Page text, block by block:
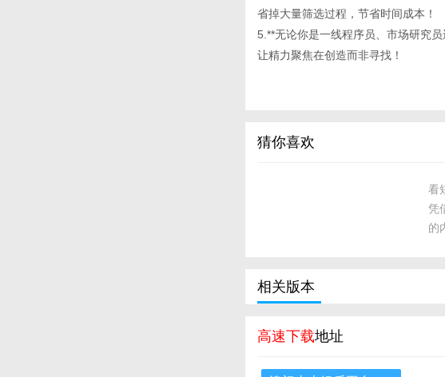
省掉大量筛选过程，节省时间成本！
5.**无论你是一线程序员、市场研究
让精力聚焦在创造而非寻找！
猜你喜欢
看
凭
的
相关版本
高速下载地址